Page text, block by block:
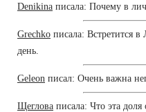
Denikina писала: Почему в
Grechko писала: Встретится
день.
Geleon писал: Очень важна
Щеглова писала: Что эта